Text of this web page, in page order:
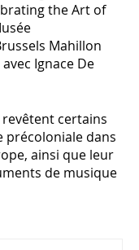
the Art of
Mahillon
Ignace De
certains
précoloniale dans
ainsi que leur
de musique